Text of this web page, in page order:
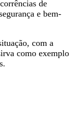
de
e bem-
com a
como exemplo